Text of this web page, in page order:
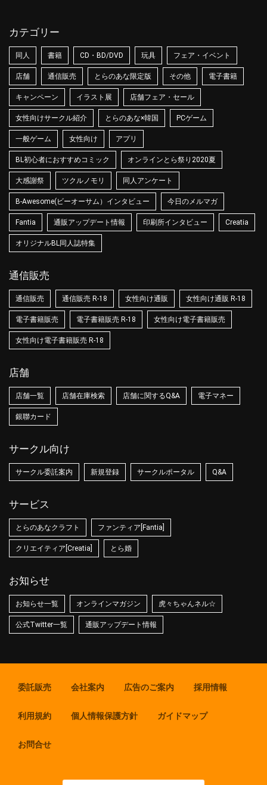
カテゴリー
同人 書籍 CD・BD/DVD 玩具 フェア・イベント
店舗 通信販売 とらのあな限定版 その他 電子書籍
キャンペーン イラスト展 店舗フェア・セール
女性向けサークル紹介 とらのあな×韓国 PCゲーム
一般ゲーム 女性向け アプリ
BL初心者におすすめコミック オンラインとら祭り2020夏
大感謝祭 ツクルノモリ 同人アンケート
B-Awesome(ビーオーサム）インタビュー 今日のメルマガ
Fantia 通販アップデート情報 印刷所インタビュー Creatia
オリジナルBL同人誌特集
通信販売
通信販売 通信販売 R-18 女性向け通販 女性向け通販 R-18
電子書籍販売 電子書籍販売 R-18 女性向け電子書籍販売
女性向け電子書籍販売 R-18
店舗
店舗一覧 店舗在庫検索 店舗に関するQ&A 電子マネー
銀聯カード
サークル向け
サークル委託案内 新規登録 サークルポータル Q&A
サービス
とらのあなクラフト ファンティア[Fantia]
クリエイティア[Creatia] とら婚
お知らせ
お知らせ一覧 オンラインマガジン 虎々ちゃんネル☆
公式Twitter一覧 通販アップデート情報
委託販売 会社案内 広告のご案内 採用情報
利用規約 個人情報保護方針 ガイドマップ
お問合せ